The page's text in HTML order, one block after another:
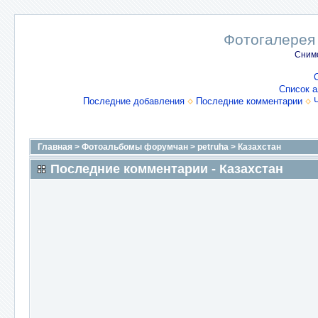
Список
Последние добавления
Последние комментарии
Главная > Фотоальбомы форумчан > petruha > Казахстан
Последние комментарии - Казахстан